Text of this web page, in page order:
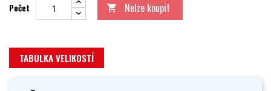
Počet  Nelze koupit
TABULKA VELIKOSTÍ